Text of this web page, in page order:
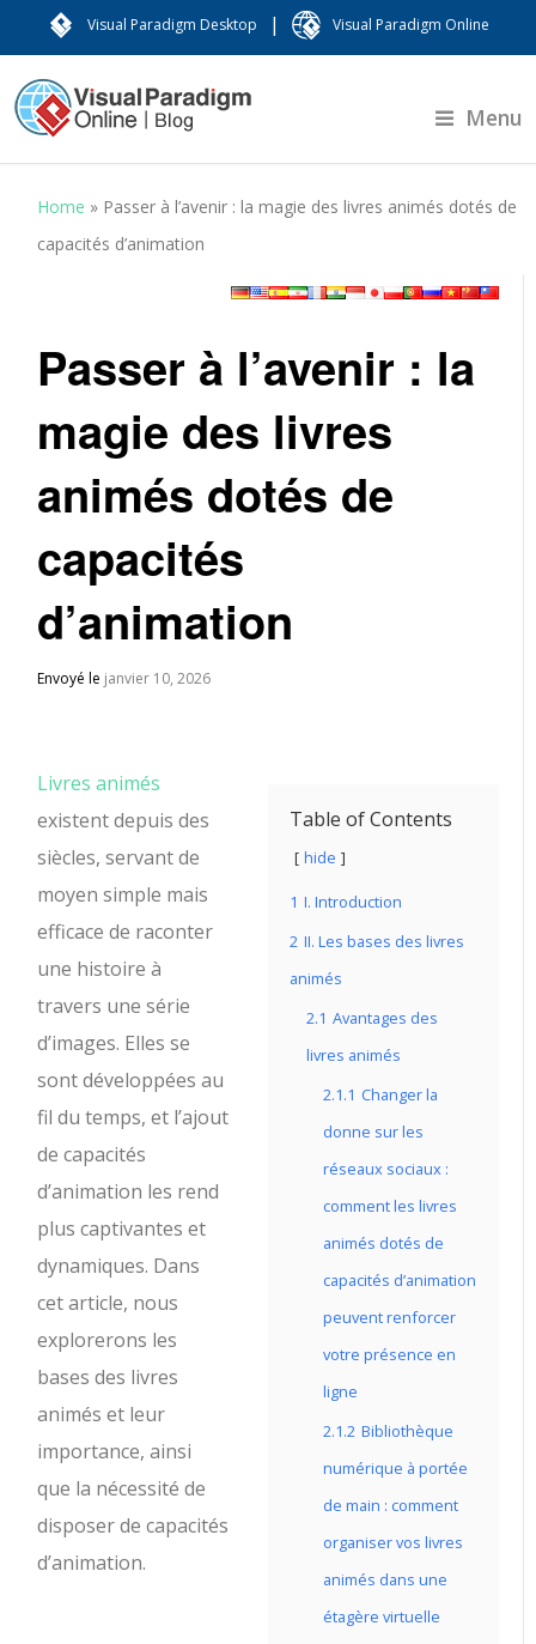
Visual Paradigm Desktop | Visual Paradigm Online
Menu
Home » Passer à l’avenir : la magie des livres animés dotés de
capacités d’animation
Passer à l’avenir : la
magie des livres
animés dotés de
capacités
d’animation
Envoyé le janvier 10, 2026
Table of Contents
hide
1 I. Introduction
2 II. Les bases des livres
animés
2.1 Avantages des
livres animés
2.1.1 Changer la
donne sur les
réseaux sociaux :
comment les livres
animés dotés de
capacités d’animation
peuvent renforcer
votre présence en
ligne
2.1.2 Bibliothèque
numérique à portée
de main : comment
organiser vos livres
animés dans une
étagère virtuelle
Livres animés
existent depuis des
siècles, servant de
moyen simple mais
efficace de raconter
une histoire à
travers une série
d’images. Elles se
sont développées au
fil du temps, et l’ajout
de capacités
d’animation les rend
plus captivantes et
dynamiques. Dans
cet article, nous
explorerons les
bases des livres
animés et leur
importance, ainsi
que la nécessité de
disposer de capacités
d’animation.